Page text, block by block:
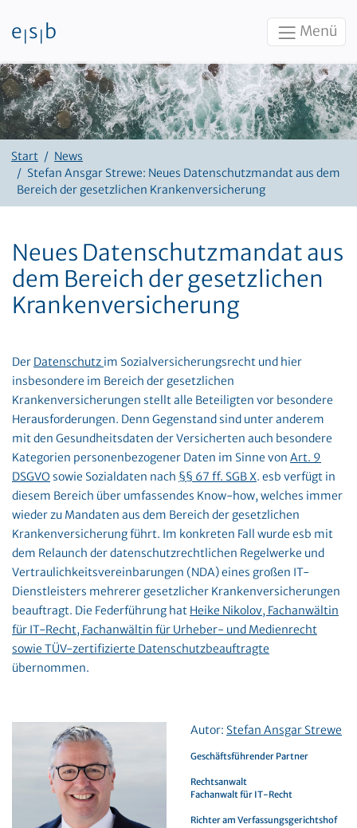
Zum Inhalt
e s b Menü
Start
News
Stefan Ansgar Strewe: Neues Datenschutzmandat aus dem
Bereich der gesetzlichen Krankenversicherung
Neues Datenschutzmandat aus
dem Bereich der gesetzlichen
Krankenversicherung
Der Datenschutz im Sozialversicherungsrecht und hier
insbesondere im Bereich der gesetzlichen
Krankenversicherungen stellt alle Beteiligten vor besondere
Herausforderungen. Denn Gegenstand sind unter anderem
mit den Gesundheitsdaten der Versicherten auch besondere
Kategorien personenbezogener Daten im Sinne von Art. 9
DSGVO sowie Sozialdaten nach §§ 67 ff. SGB X. esb verfügt in
diesem Bereich über umfassendes Know-how, welches immer
wieder zu Mandaten aus dem Bereich der gesetzlichen
Krankenversicherung führt. Im konkreten Fall wurde esb mit
dem Relaunch der datenschutzrechtlichen Regelwerke und
Vertraulichkeitsvereinbarungen (NDA) eines großen IT-
Dienstleisters mehrerer gesetzlicher Krankenversicherungen
beauftragt. Die Federführung hat Heike Nikolov, Fachanwältin
für IT-Recht, Fachanwältin für Urheber- und Medienrecht
sowie TÜV-zertifizierte Datenschutzbeauftragte
übernommen.
Autor: Stefan Ansgar Strewe
Geschäftsführender Partner
Rechtsanwalt
Fachanwalt für IT-Recht
Richter am Verfassungsgerichtshof